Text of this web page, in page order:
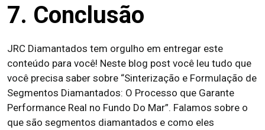
7. Conclusão
JRC Diamantados tem orgulho em entregar este
conteúdo para você! Neste blog post você leu tudo que
você precisa saber sobre “Sinterização e Formulação de
Segmentos Diamantados: O Processo que Garante
Performance Real no Fundo Do Mar”. Falamos sobre o
que são segmentos diamantados e como eles